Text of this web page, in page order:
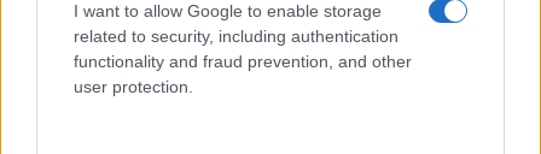
I want to allow Google to enable storage
related to security, including authentication
functionality and fraud prevention, and other
user protection.
Drakon: το μεγαλύτερο υποβρύχιο που
ναυπηγήθηκε στη Γερμανία παραδίδεται